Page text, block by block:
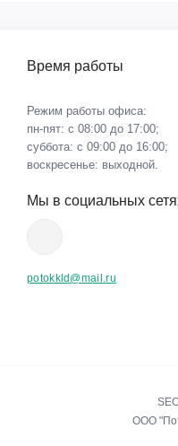
Время работы
Режим работы офиса:
пн-пят: с 08:00 до 17:00;
суббота: с 09:00 до 16:00;
воскресенье: выходной.
Мы в социальных
potokkld@mail.ru
ООО